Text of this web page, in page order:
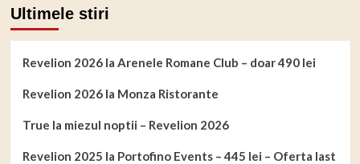
Ultimele stiri
Revelion 2026 la Arenele Romane Club – doar 490 lei
Revelion 2026 la Monza Ristorante
True la miezul noptii – Revelion 2026
Revelion 2025 la Portofino Events – 445 lei – Oferta last